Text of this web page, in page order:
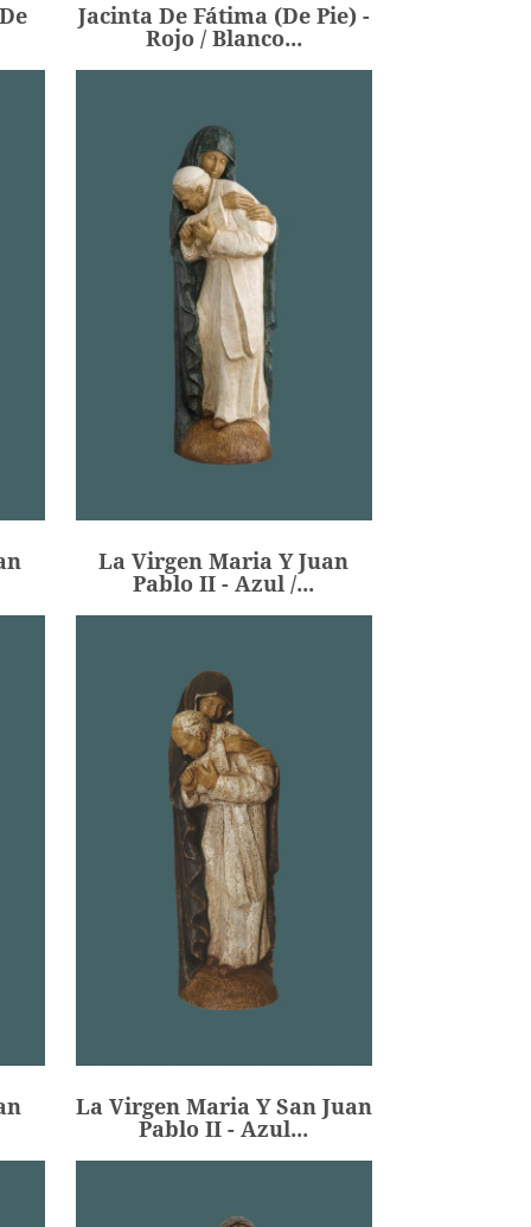
Jacinta De Fátima (de Pie) -
Rojo / Blanco...
AÑADIR
La Virgen Maria Y Juan
Pablo II - Azul /...
La Virgen Maria Y Juan
Precio
494,00 €
AÑADIR
La Virgen Maria Y San Juan
Pablo II - Azul...
La Virgen Maria Y San Juan
Precio
142,00 €
AÑADIR